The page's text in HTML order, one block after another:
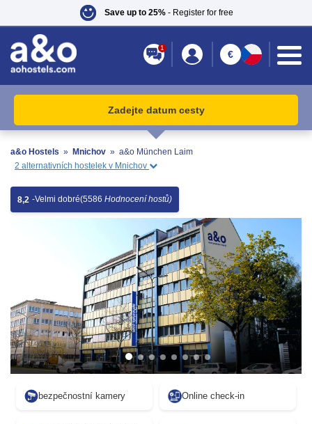
Save up to 25%- Register for free
1
€
Zadejte datum cesty
a&o Hostels » Mnichov » a&o München Laim
2 alternativních hostelek v Mnichov
8,2 -Velmi dobré(5586 Hodnocení hostů)
bezpečnostní kamery Online check-in